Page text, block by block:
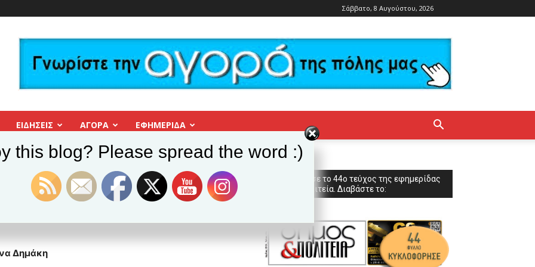
Σάββατο, 8 Αυγούστου, 2026
ΕΙΔΗΣΕΙΣ ΑΓΟΡΑ ΕΦΗΜΕΡΊΔΑ
Δημάκη
Κυκλοφόρησε το 44ο τεύχος της εφημερίδας
Δήμος & Πολιτεία. Διαβάστε το:
this blog? Please spread the word :)